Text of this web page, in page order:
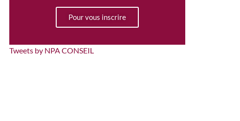
Pour vous inscrire
Tweets by NPA CONSEIL